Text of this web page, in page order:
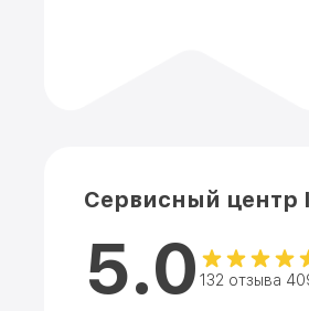
Сервисный центр
5.0 132 отзыва